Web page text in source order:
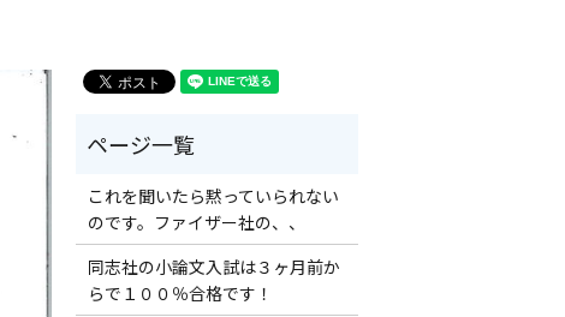
これを聞いたら黙っていられない
のです。ファイザー社の、、
同志社の小論文入試は３ヶ月前か
らで１００％合格です！